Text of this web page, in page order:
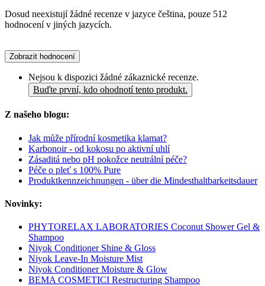
Dosud neexistují žádné recenze v jazyce čeština, pouze 512
hodnocení v jiných jazycích.
Zobrazit hodnocení
Nejsou k dispozici žádné zákaznické recenze.
Buďte první, kdo ohodnotí tento produkt.
Z našeho blogu:
Jak může přírodní kosmetika klamat?
Karbonoir - od kokosu po aktivní uhlí
Zásaditá nebo pH pokožce neutrální péče?
Péče o pleť s 100% Pure
Produktkennzeichnungen - über die Mindesthaltbarkeitsdauer
Novinky:
PHYTORELAX LABORATORIES Coconut Shower Gel &
Shampoo
Niyok Conditioner Shine & Gloss
Niyok Leave-In Moisture Mist
Niyok Conditioner Moisture & Glow
BEMA COSMETICI Restructuring Shampoo